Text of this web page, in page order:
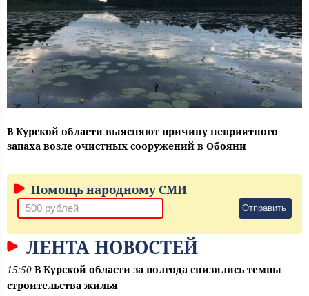
В Курской области выясняют причину неприятного
запаха возле очистных сооружений в Обояни
Помощь народному СМИ
Отправить
ЛЕНТА НОВОСТЕЙ
15:50 В Курской области за полгода снизились темпы
строительства жилья